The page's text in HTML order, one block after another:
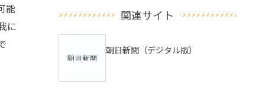
能
に
関連サイト
朝日新聞（デジタル版）